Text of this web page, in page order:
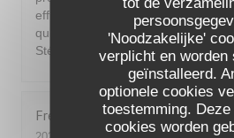
'Noodzakelijke'
verplicht en worden
geïnstalleerd.
optionele cookies
toestemming. Deze
cookies worden
efficace. Plat succulent. Déception
qui n'était pas aussi délicieuse
Stéphane Stéphane
Fred